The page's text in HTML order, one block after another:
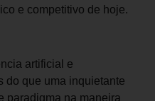
e competitivo de hoje.
artificial e
do que uma inquietante
paradigma na maneira